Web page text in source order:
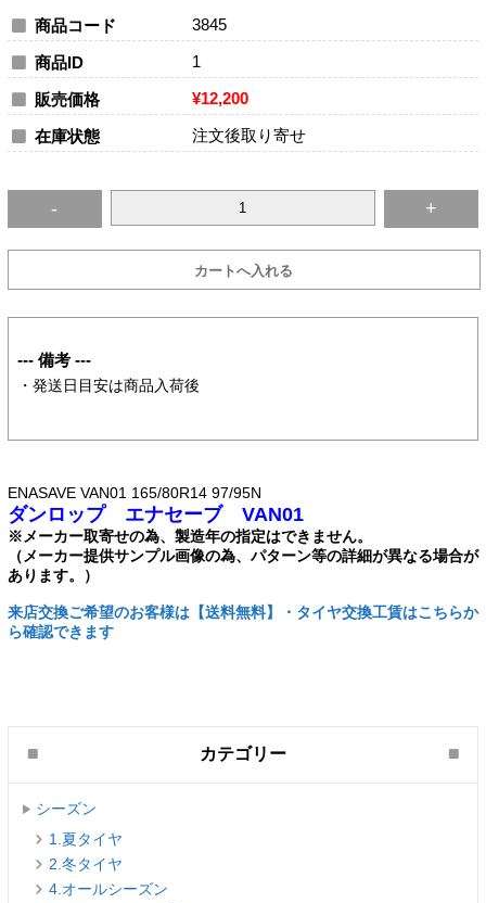
商品コード 3845
商品ID 1
販売価格 ¥12,200
在庫状態 注文後取り寄せ
--- 備考 ---
・発送日目安は商品入荷後
ENASAVE VAN01 165/80R14 97/95N
ダンロップ エナセーブ VAN01
※メーカー取寄せの為、製造年の指定はできません。
（メーカー提供サンプル画像の為、パターン等の詳細が異なる場合が
あります。）
来店交換ご希望のお客様は【送料無料】・タイヤ交換工賃はこちらか
ら確認できます
カテゴリー
シーズン
1.夏タイヤ
2.冬タイヤ
4.オールシーズン